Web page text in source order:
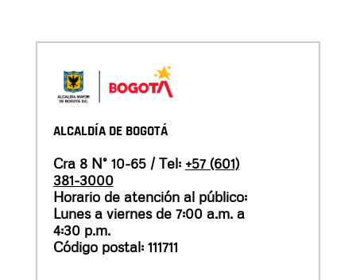
ALCALDÍA DE BOGOTÁ
Cra 8 N° 10-65 / Tel: +57 (601)
381-3000
Horario de atención al público:
Lunes a viernes de 7:00 a.m. a
4:30 p.m.
Código postal: 111711